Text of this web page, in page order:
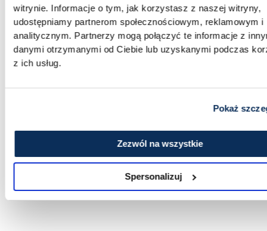
witrynie. Informacje o tym, jak korzystasz z naszej witryny,
udostępniamy partnerom społecznościowym, reklamowym i
analitycznym. Partnerzy mogą połączyć te informacje z
danymi otrzymanymi od Ciebie lub uzyskanymi podczas
z ich usług.
Pokaż
Zezwól na wszystkie
Spersonalizuj
materiałem do pracy w zespole czy między
zespołami.
Przykładowe porównania:
Pracownicy z długim stażem pracy vs
Pracownicy o niskim vs wysokim poziomie
satysfakcji z pracy